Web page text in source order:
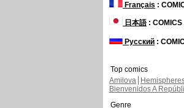
Français :
日本語: COMICS
Русский :
Top comics
Amilova
Bienvenidos A
Genre